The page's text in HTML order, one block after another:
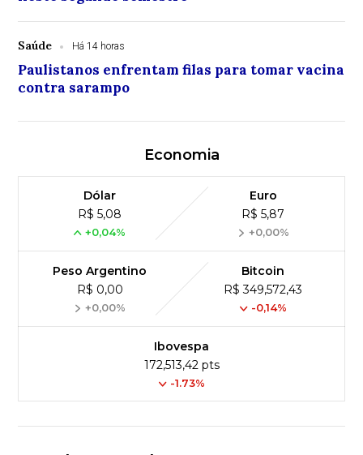
Saúde Há 14 horas
Paulistanos enfrentam filas para tomar vacina
contra sarampo
Economia
Dólar
R$ 5,08
+0,04%
Euro
R$ 5,87
+0,00%
Peso Argentino
R$ 0,00
+0,00%
Bitcoin
R$ 349,572,43
-0,14%
Ibovespa
172,513,42 pts
-1.73%